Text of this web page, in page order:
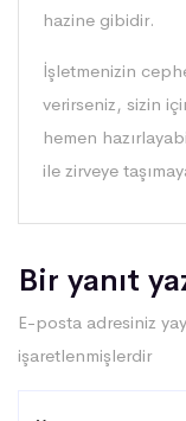
hazine gibidir.
İşletmenizin
verirseniz, sizin
hemen
ile zirveye
Bir yanıt
E-posta adresiniz
işaretlenmişlerdir